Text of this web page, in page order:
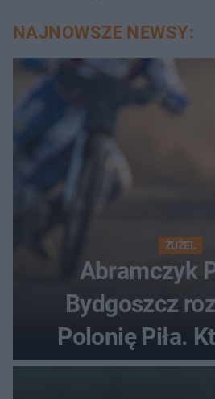
NAJNOWSZE NEWSY:
ŻUŻEL
Abramczyk
Bydgoszcz
Polonię Piła.
najwięcej